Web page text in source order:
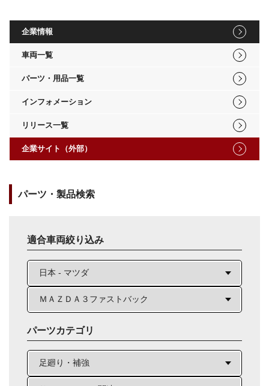
企業情報
車両一覧
パーツ・用品一覧
インフォメーション
リリース一覧
企業サイト（外部）
パーツ・製品検索
適合車両絞り込み
パーツカテゴリ